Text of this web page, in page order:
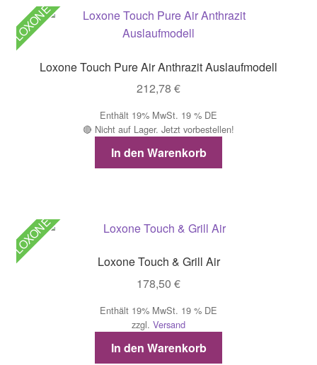
LOXONE
Loxone Touch Pure Air Anthrazit Auslaufmodell
212,78 €
Enthält 19% MwSt. 19 % DE
🔴 Nicht auf Lager. Jetzt vorbestellen!
In den Warenkorb
LOXONE
Loxone Touch & Grill Air
178,50 €
Enthält 19% MwSt. 19 % DE
zzgl. Versand
In den Warenkorb